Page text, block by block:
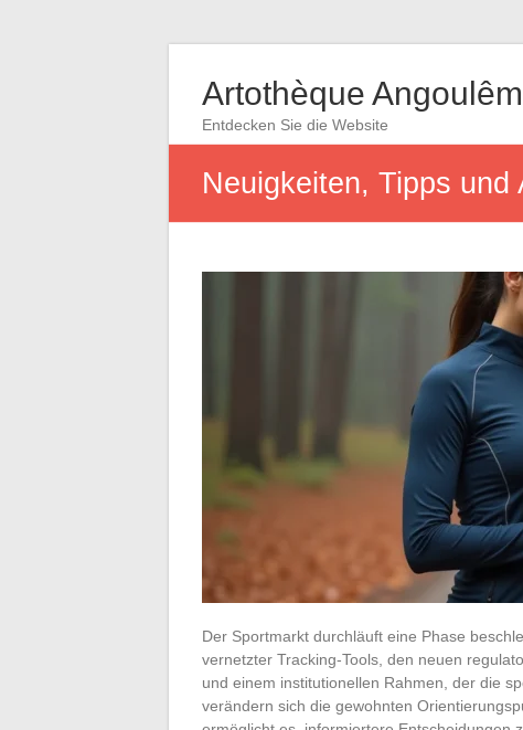
Artothèque
Entdecken Sie die Website
Neuigkeiten, Tipps
Der Sportmarkt durchläuft eine Phase
vernetzter Tracking-Tools, den neuen
und einem institutionellen Rahmen, der die
verändern sich die gewohnten